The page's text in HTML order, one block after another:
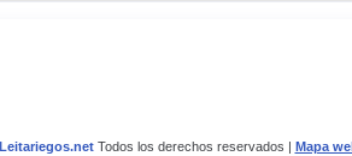
Leitariegos.netTodos los derechos reservados | Mapa